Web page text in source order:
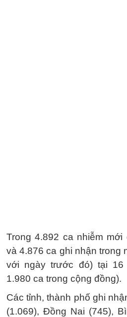
Trong 4.892 ca nhiễm
và 4.876 ca ghi nhận trong
với ngày trước đó) tại 16
1.980 ca trong cộng đồng).
Các tỉnh, thành phố ghi
(1.069), Đồng Nai (745),